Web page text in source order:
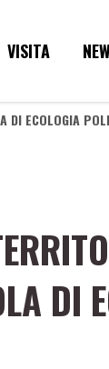
VISITA
DI ECOLOGIA
DI